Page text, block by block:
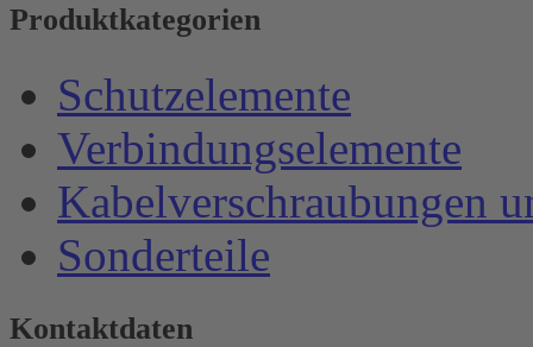
Produktkategorien
Schutzelemente
Verbindungselemente
Kabelverschraubungen
Sonderteile
Kontaktdaten